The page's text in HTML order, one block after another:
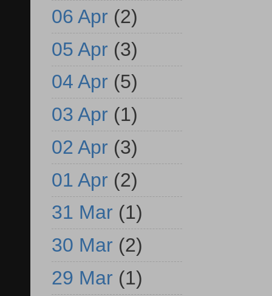
06 Apr (2)
05 Apr (3)
04 Apr (5)
03 Apr (1)
02 Apr (3)
01 Apr (2)
31 Mar (1)
30 Mar (2)
29 Mar (1)